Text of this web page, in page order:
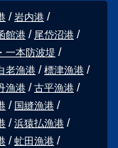
岩内港
館港
尾岱沼港
一本防波堤
老漁港
標津漁港
漁港
古平漁港
国縫漁港
浜猿払漁港
虻田漁港